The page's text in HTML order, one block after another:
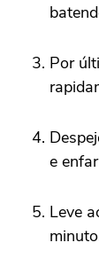
Por
e
Leve